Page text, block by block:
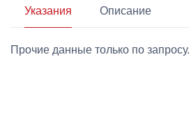
Указания Описание
Прочие данные только по запросу.